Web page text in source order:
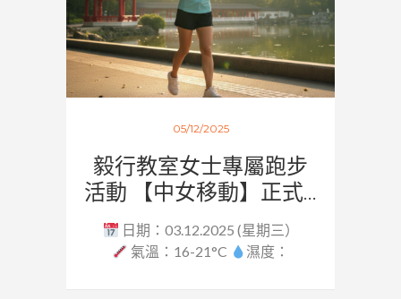
05/12/2025
毅行教室女士專屬跑步
活動 【中女移動】正式...
日期：03.12.2025 (星期三）
氣溫：16-21°C
濕度：